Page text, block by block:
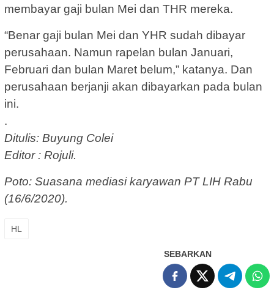
membayar gaji bulan Mei dan THR mereka.
“Benar gaji bulan Mei dan YHR sudah dibayar
perusahaan. Namun rapelan bulan Januari,
Februari dan bulan Maret belum,” katanya. Dan
perusahaan berjanji akan dibayarkan pada bulan
ini.
.
Ditulis: Buyung Colei
Editor : Rojuli.
Poto: Suasana mediasi karyawan PT LIH Rabu
(16/6/2020).
HL
SEBARKAN